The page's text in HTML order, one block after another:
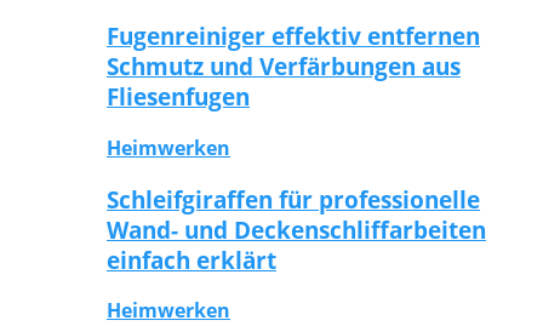
Fugenreiniger effektiv entfernen
Schmutz und Verfärbungen aus
Fliesenfugen
Heimwerken
Schleifgiraffen für professionelle
Wand- und Deckenschliffarbeiten
einfach erklärt
Heimwerken